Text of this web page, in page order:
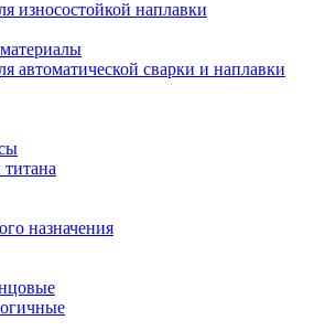
износостойкой наплавки
автоматической сварки и наплавки
назначения